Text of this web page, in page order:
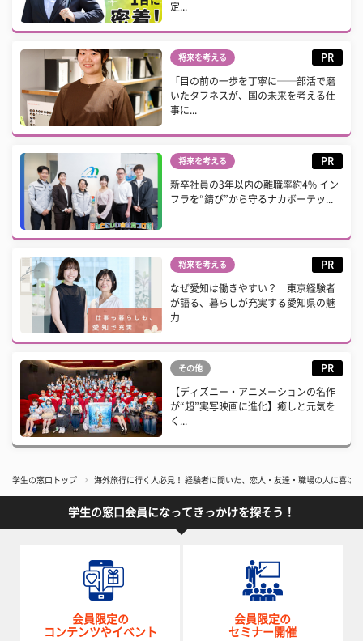
定...
将来を考える PR
「目の前の一歩を丁寧に──部活で磨
いたタフネスが、国の未来を考える仕
事に...
将来を考える PR
新卒社員の3年以内の離職率約4% イン
フラを“錆び”から守るナカボーテッ...
将来を考える PR
なぜ愛知は働きやすい？ 東京経験者
が語る、暮らしが充実する愛知県の魅
力
その他 PR
【ディズニー・アニメーションの名作
が“超”実写映画に進化】癒しと元気を
く...
学生の窓口トップ 海外旅行に行く人必見！ 経験者に聞いた、恋人・友達・職場の人に喜ば
学生の窓口会員になってきっかけを探そう！
会員限定の
コンテンツやイベント
会員限定の
セミナー開催